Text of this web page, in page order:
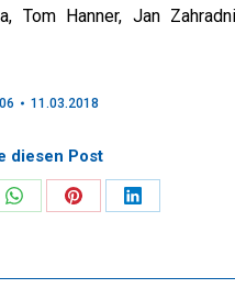
Tom Hanner, Jan
11.03.2018
diesen Post
Share
WhatsApp
Share
Pinterest
Share
LinkedIn